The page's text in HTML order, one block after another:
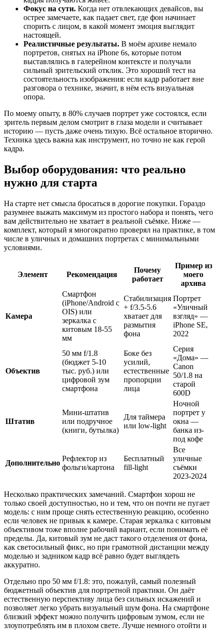
Фокус на сути. Когда нет отвлекающих девайсов, вы
острее замечаете, как падает свет, где фон начинает
спорить с лицом, в какой момент эмоция выглядит
настоящей.
Реалистичные результаты. В моём архиве немало
портретов, снятых на iPhone 6s, которые потом
выставлялись в галерейном контексте и получали
сильный зрительский отклик. Это хороший тест на
состоятельность изображения: если кадр работает вне
разговора о технике, значит, в нём есть визуальная
опора.
По моему опыту, в 80% случаев портрет уже состоялся, если
зритель первым делом смотрит в глаза модели и считывает
историю — пусть даже очень тихую. Всё остальное вторично.
Техника здесь важна как инструмент, но точно не как герой
кадра.
Выбор оборудования: что реально
нужно для старта
На старте нет смысла бросаться в дорогие покупки. Гораздо
разумнее выжать максимум из простого набора и понять, чего
вам действительно не хватает в реальной съёмке. Ниже —
комплект, который я многократно проверял на практике, в том
числе в уличных и домашних портретах с минимальными
условиями.
Элемент Рекомендация
Почему
работает
Пример из
моего
архива
Камера
Смартфон
(iPhone/Android с
OIS) или
зеркалка с
китовым 18-55
мм
Стабилизация
+ f/3.5-5.6
хватает для
размытия
фона
Портрет
«Уличный
взгляд» —
iPhone SE,
2022
Объектив
50 мм f/1.8
(бюджет 5-10
тыс. руб.) или
цифровой зум
смартфона
Боке без
усилий,
естественные
пропорции
лица
Серия
«Дома» —
Canon
50/1.8 на
старой
600D
Штатив
Мини-штатив
или подручное
(книги, бутылка)
Для таймера
или low-light
Ночной
портрет у
окна —
банка из-
под кофе
Дополнительно
Рефлектор из
фольги/картона
Бесплатный
fill-light
Все
уличные
съёмки
2023-2024
Несколько практических замечаний. Смартфон хорош не
только своей доступностью, но и тем, что он почти не пугает
модель: с ним проще снять естественную реакцию, особенно
если человек не привык к камере. Старая зеркалка с китовым
объективом тоже вполне рабочий вариант, если понимать её
пределы. Да, китовый зум не даст такого отделения от фона,
как светосильный фикс, но при грамотной дистанции между
моделью и задником кадр всё равно будет выглядеть
аккуратно.
Отдельно про 50 мм f/1.8: это, пожалуй, самый полезный
бюджетный объектив для портретной практики. Он даёт
естественную перспективу лица без сильных искажений и
позволяет легко убрать визуальный шум фона. На смартфоне
близкий эффект можно получить цифровым зумом, если не
злоупотреблять им в плохом свете. Лучше немного отойти и